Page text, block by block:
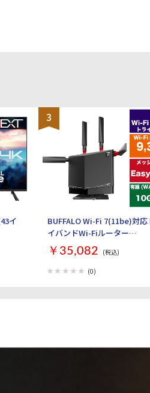
イ
3
BUFFALO Wi-Fi 7(11be)対応
イバンドWi-Fiルーター
AirStation WXR9300BE6P [
ック]
￥35,082 (税込)
(0)